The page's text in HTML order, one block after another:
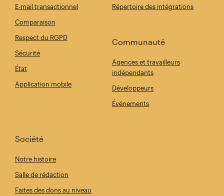
E-mail transactionnel
Comparaison
Respect du RGPD
Sécurité
État
Application mobile
Répertoire des intégrations
Communauté
Agences et travailleurs
indépendants
Développeurs
Événements
Société
Notre histoire
Salle de rédaction
Faites des dons au niveau